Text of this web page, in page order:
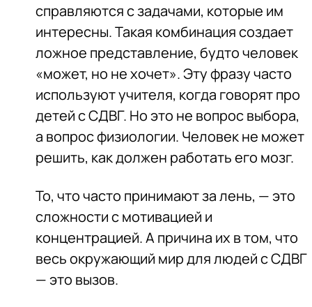
справляются с задачами, которые им
интересны. Такая комбинация создает
ложное представление, будто человек
«может, но не хочет». Эту фразу часто
используют учителя, когда говорят про
детей с СДВГ. Но это не вопрос выбора,
а вопрос физиологии. Человек не может
решить, как должен работать его мозг.
То, что часто принимают за лень, — это
сложности с мотивацией и
концентрацией. А причина их в том, что
весь окружающий мир для людей с СДВГ
— это вызов.